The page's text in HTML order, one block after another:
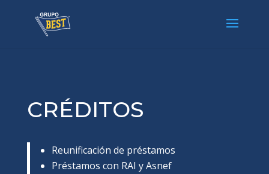
CRÉDITOS
Reunificación de préstamos
Préstamos con RAI y Asnef